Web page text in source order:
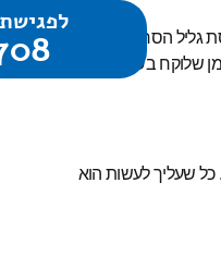
גליל הסרט לגובה חדש
ישרים. המוצר מאפשר לאטום רווחים באמצעות פריסה מהירה בלפחות 60% מהזמן שלוקח בשיטות
כל שעליך לעשות הוא